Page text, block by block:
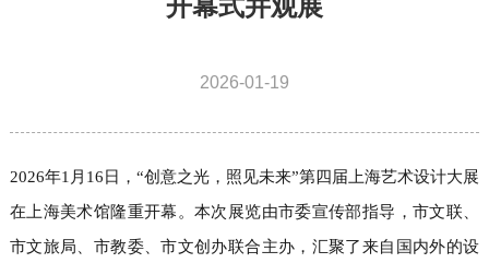
2026-01-19
2026年1月16日，“创意之光，照见未来”第四届上海艺术设计大展
在上海美术馆隆重开幕。本次展览由市委宣传部指导，市文联、
市文旅局、市教委、市文创办联合主办，汇聚了来自国内外的设